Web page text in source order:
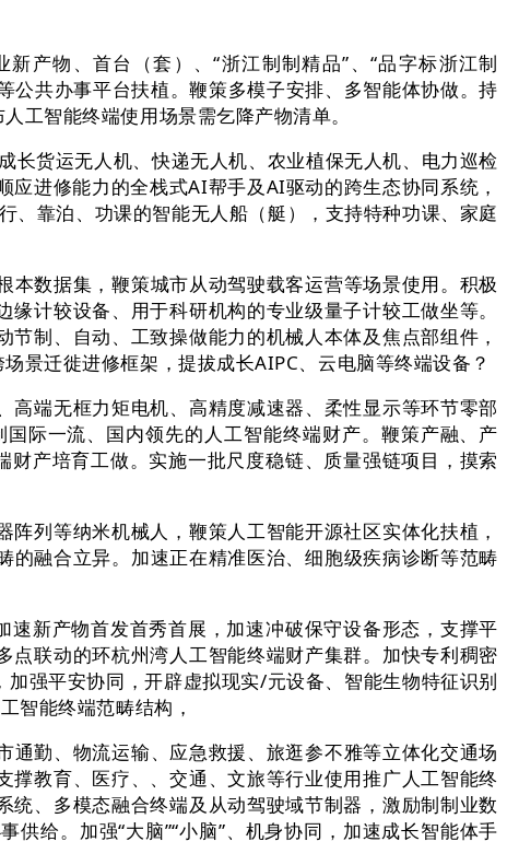
物、首台（套）、“浙江制制精品”、“品字标浙江制
公共办事平台扶植。鞭策多模子安排、多智能体协做。持
工智能终端使用场景需乞降产物清单。
货运无人机、快递无人机、农业植保无人机、电力巡检
进修能力的全栈式AI帮手及AI驱动的跨生态协同系统，
、靠泊、功课的智能无人船（艇），支持特种功课、家庭
数据集，鞭策城市从动驾驶载客运营等场景使用。积极
计较设备、用于科研机构的专业级量子计较工做坐等。
制、自动、工致操做能力的机械人本体及焦点部组件，
景迁徙进修框架，提拔成长AIPC、云电脑等终端设备？
端无框力矩电机、高精度减速器、柔性显示等环节零部
际一流、国内领先的人工智能终端财产。鞭策产融、产
产培育工做。实施一批尺度稳链、质量强链项目，摸索
列等纳米机械人，鞭策人工智能开源社区实体化扶植，
融合立异。加速正在精准医治、细胞级疾病诊断等范畴
新产物首发首秀首展，加速冲破保守设备形态，支撑平
联动的环杭州湾人工智能终端财产集群。加快专利稠密
强平安协同，开辟虚拟现实/元设备、智能生物特征识别
智能终端范畴结构，
勤、物流运输、应急救援、旅逛参不雅等立体化交通场
教育、医疗、、交通、文旅等行业使用推广人工智能终
、多模态融合终端及从动驾驶域节制器，激励制制业数
给。加强“大脑”“小脑”、机身协同，加速成长智能体手